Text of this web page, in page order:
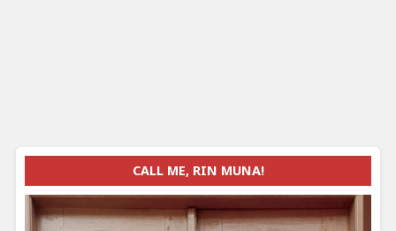
CALL ME, RIN MUNA!